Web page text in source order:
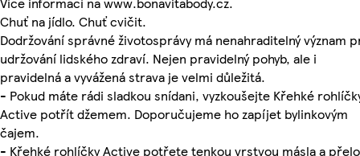
Chuť na jídlo. Chuť cvičit.
Dodržování správné životosprávy má nenahraditelný význam
udržování lidského zdraví. Nejen pravidelný pohyb, ale i
pravidelná a vyvážená strava je velmi důležitá.
- Pokud máte rádi sladkou snídani, vyzkoušejte Křehké
Active potřít džemem. Doporučujeme ho zapíjet bylinkovým
čajem.
- Křehké rohlíčky Active potřete tenkou vrstvou másla a